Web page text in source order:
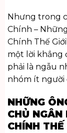
Nhưng trong
Chính –
Chính Thế
một lời khẳng
phải là ngẫu
nhóm ít người
NHỮNG
CHỦ
CHÍNH THẾ